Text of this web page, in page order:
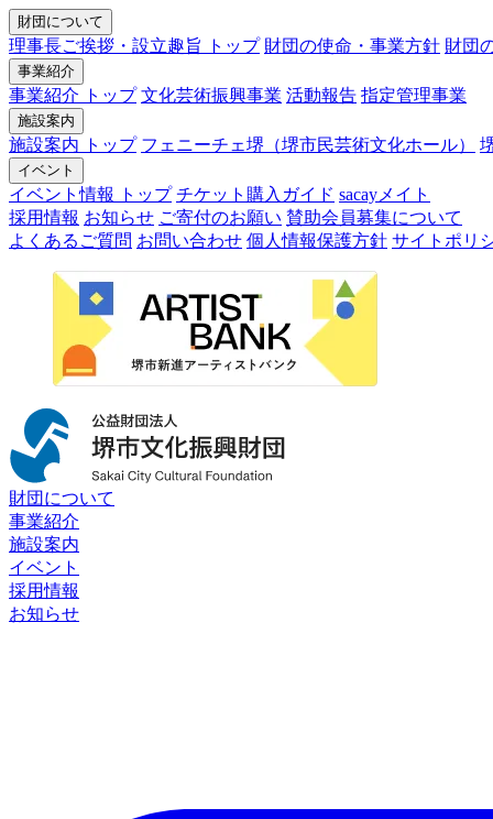
財団について
理事長ご挨拶・設立趣旨 トップ 財団の使命・事業方針 財団
事業紹介
事業紹介 トップ 文化芸術振興事業 活動報告 指定管理事業
施設案内
施設案内 トップ フェニーチェ堺（堺市民芸術文化ホール）
イベント
イベント情報 トップ チケット購入ガイド sacayメイト
採用情報 お知らせ ご寄付のお願い 賛助会員募集について
よくあるご質問 お問い合わせ 個人情報保護方針 サイトポリ
財団について
事業紹介
施設案内
イベント
採用情報
お知らせ